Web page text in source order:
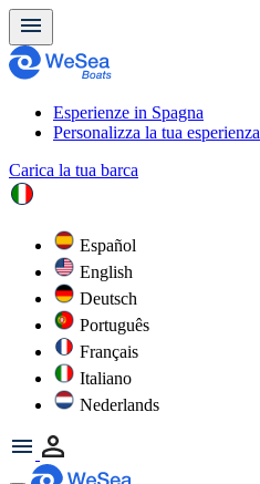
Esperienze in Spagna
Personalizza la tua esperienza
Carica la tua barca
Español
English
Deutsch
Português
Français
Italiano
Nederlands